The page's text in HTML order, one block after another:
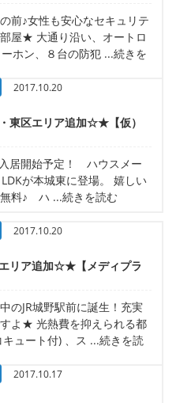
前♪女性も安心なセキュリテ
屋★ 大通り沿い、オートロ
ホン、８台の防犯 ...続きを
2017.10.20
区エリア追加☆★【仮）
居開始予定！ ハウスメー
が本城東に登場。 嬉しい
料♪ ハ ...続きを読む
2017.10.20
ア追加☆★【メディプラ
のJR城野駅前に誕生！充実
よ★ 光熱費を抑えられる都
ュート付) 、ス ...続きを読
2017.10.17